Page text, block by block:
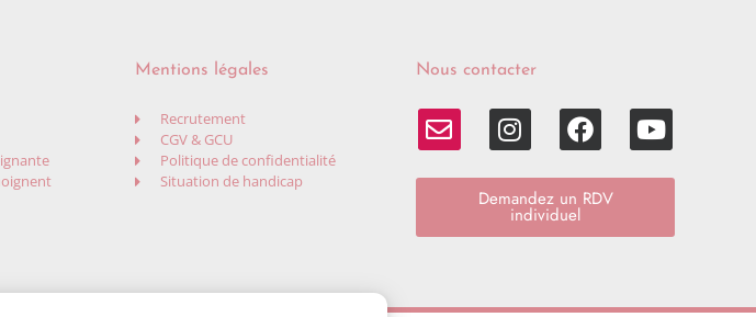
Mentions légales
Recrutement
CGV & GCU
Politique de confidentialité
Situation de handicap
Nous contacter
Demandez un RDV
individuel